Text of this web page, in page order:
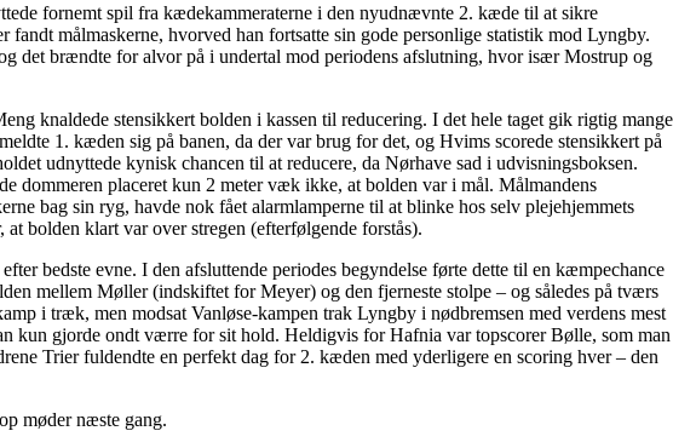
fornemt spil fra kædekammeraterne i den nyudnævnte 2. kæde til at sikre
målmaskerne, hvorved han fortsatte sin gode personlige statistik mod Lyngby.
det brændte for alvor på i undertal mod periodens afslutning, hvor især Mostrup og
knaldede stensikkert bolden i kassen til reducering. I det hele taget gik rigtig mange
1. kæden sig på banen, da der var brug for det, og Hvims scorede stensikkert på
udnyttede kynisk chancen til at reducere, da Nørhave sad i udvisningsboksen.
dommeren placeret kun 2 meter væk ikke, at bolden var i mål. Målmandens
bag sin ryg, havde nok fået alarmlamperne til at blinke hos selv plejehjemmets
bolden klart var over stregen (efterfølgende forstås).
bedste evne. I den afsluttende periodes begyndelse førte dette til en kæmpechance
mellem Møller (indskiftet for Meyer) og den fjerneste stolpe – og således på tværs
i træk, men modsat Vanløse-kampen trak Lyngby i nødbremsen med verdens mest
gjorde ondt værre for sit hold. Heldigvis for Hafnia var topscorer Bølle, som man
Trier fuldendte en perfekt dag for 2. kæden med yderligere en scoring hver – den
møder næste gang.